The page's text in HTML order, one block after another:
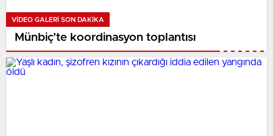
VIDEO GALERI SON DAKİKA
Münbiç’te koordinasyon toplantısı